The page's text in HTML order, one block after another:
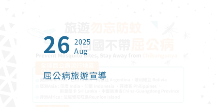
26 2025
Aug
屈公病旅遊宣導
23 2025
Oct
2025年北富銀與東海大學建教
01 2026
Jun
【創新創業實戰課程】熱烈報名
13 2026
Jul
2026年度台灣觀光獎學金
27 2026
Apr
鬱過天晴-打破憂鬱症迷思
06 2026
May
財政部關務署臺中關 115 年暑期
09 2026
Feb
114學年度高毓靈先生紀念獎學
16 2025
Sep
【榮譽榜】恭賀本系碩士班林珊
23 2024
Jan
東海大學管理學院2024 Open